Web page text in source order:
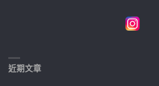
近期文章